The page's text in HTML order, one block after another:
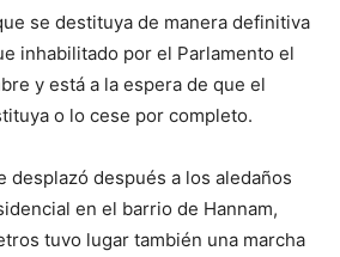
se destituya de manera definitiva
inhabilitado por el Parlamento el
y está a la espera de que el
o lo cese por completo.
desplazó después a los aledaños
en el barrio de Hannam,
tuvo lugar también una marcha